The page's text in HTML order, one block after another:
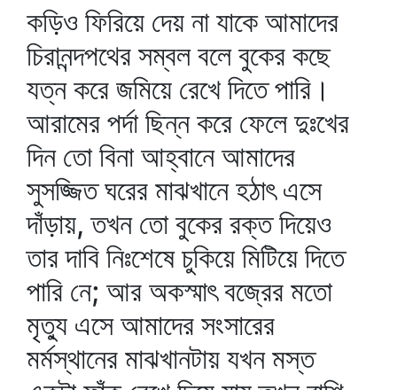
কড়িও ফিরিয়ে দেয় না যাকে আমাদের
চিরানন্দপথের সম্বল বলে বুকের কছে
যত্ন করে জমিয়ে রেখে দিতে পারি।
আরামের পর্দা ছিন্ন করে ফেলে দুঃখের
দিন তো বিনা আহ্বানে আমাদের
সুসজ্জিত ঘরের মাঝখানে হঠাৎ এসে
দাঁড়ায়, তখন তো বুকের রক্ত দিয়েও
তার দাবি নিঃশেষে চুকিয়ে মিটিয়ে দিতে
পারি নে; আর অকস্মাৎ বজ্রের মতো
মৃত্যু এসে আমাদের সংসারের
মর্মস্থানের মাঝখানটায় যখন মস্ত